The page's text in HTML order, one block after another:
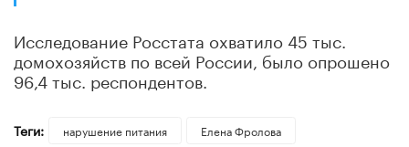
Исследование Росстата охватило 45 тыс.
домохозяйств по всей России, было опрошено
96,4 тыс. респондентов.
Теги: нарушение питания
Елена Фролова